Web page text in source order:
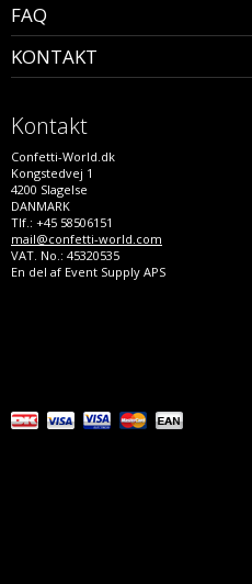
FAQ
KONTAKT
Kontakt
Confetti-World.dk
Kongstedvej 1
4200 Slagelse
DANMARK
Tlf.: +45 58506151
mail@confetti-world.com
VAT. No.: 45320535
En del af Event Supply APS